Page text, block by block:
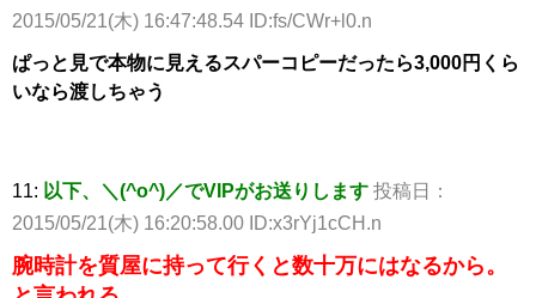
2015/05/21(木) 16:47:48.54 ID:fs/CWr+l0.n
ぱっと見で本物に見えるスパーコピーだったら3,000円くら
いなら渡しちゃう
11: 以下、＼(^o^)／でVIPがお送りします 投稿日：
2015/05/21(木) 16:20:58.00 ID:x3rYj1cCH.n
腕時計を質屋に持って行くと数十万にはなるから。